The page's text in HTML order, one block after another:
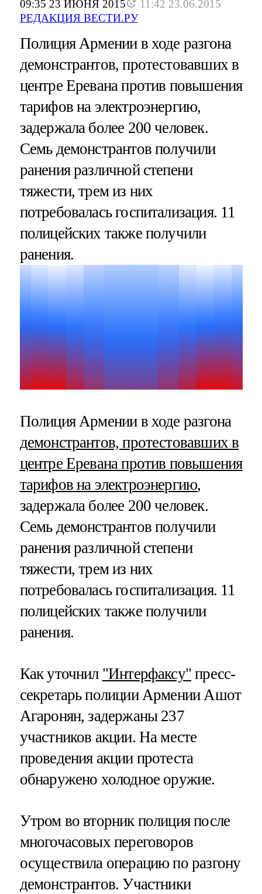
09:35 23 ИЮНЯ 2015
11:42 23.06.2015
РЕДАКЦИЯ ВЕСТИ.РУ
Полиция Армении в ходе разгона
демонстрантов, протестовавших в
центре Еревана против повышения
тарифов на электроэнергию,
задержала более 200 человек.
Семь демонстрантов получили
ранения различной степени
тяжести, трем из них
потребовалась госпитализация. 11
полицейских также получили
ранения.
Полиция Армении в ходе разгона
демонстрантов, протестовавших в
центре Еревана против повышения
тарифов на электроэнергию,
задержала более 200 человек.
Семь демонстрантов получили
ранения различной степени
тяжести, трем из них
потребовалась госпитализация. 11
полицейских также получили
ранения.
Как уточнил "Интерфаксу" пресс-
секретарь полиции Армении Ашот
Агаронян, задержаны 237
участников акции. На месте
проведения акции протеста
обнаружено холодное оружие.
Утром во вторник полиция после
многочасовых переговоров
осуществила операцию по разгону
демонстрантов. Участники